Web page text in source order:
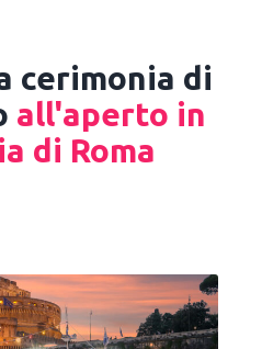
cerimonia di
all'aperto in
di Roma